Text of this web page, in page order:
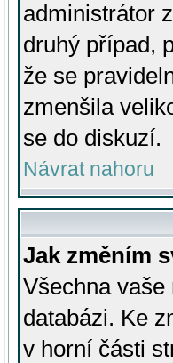
administrátor
druhý případ,
že se
zmenšila
se do diskuzí.
Návrat nahoru
Jak změním
Všechna
databázi. Ke
v horní části